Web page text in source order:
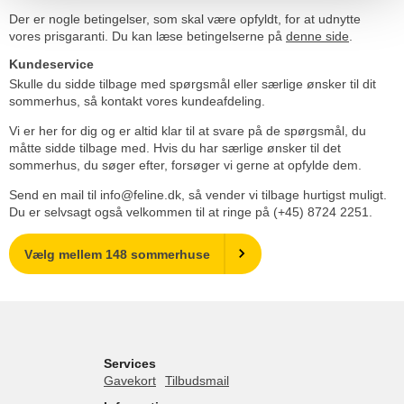
Der er nogle betingelser, som skal være opfyldt, for at udnytte
vores prisgaranti. Du kan læse betingelserne på denne side
Kundeservice
Skulle du sidde tilbage med spørgsmål eller særlige ønsker til dit
sommerhus, så kontakt vores kundeafdeling.
Vi er her for dig og er altid klar til at svare på de spørgsmål, du
måtte sidde tilbage med. Hvis du har særlige ønsker til det
sommerhus, du søger efter, forsøger vi gerne at opfylde dem.
Send en mail til info@feline.dk, så vender vi tilbage hurtigst muligt.
Du er selvsagt også velkommen til at ringe på (+45) 8724 2251.
Vælg mellem 148 sommerhuse
Services
Gavekort
Tilbudsmail